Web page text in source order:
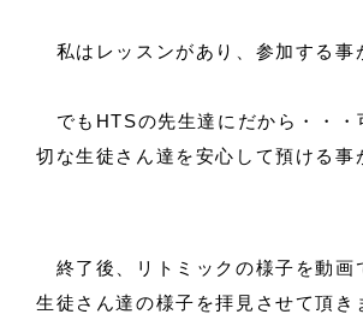
私はレッスンがあり、参加する事
でもHTSの先生達にだから・・・
切な生徒さん達を安心して預ける事
終了後、リトミックの様子を動画
生徒さん達の様子を拝見させて頂き